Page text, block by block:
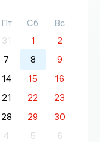
Пт Сб
Вс
31 1
2
7 8
9
14 15
16
21 22
23
28 29
30
4 5 6